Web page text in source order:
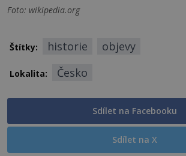
Foto: wikipedia.org
Štítky: historie objevy
Lokalita: Česko
Sdílet na Facebooku
Sdílet na X